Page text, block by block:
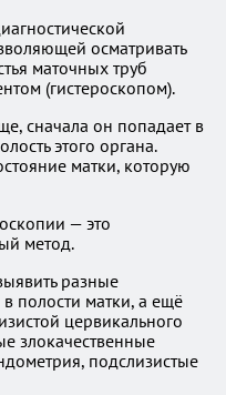
осматривать
маточных труб
(гистероскопом).
сначала он попадает в
этого органа.
матки, которую
— это
метод.
разные
полости матки, а ещё
цервикального
злокачественные
подслизистые